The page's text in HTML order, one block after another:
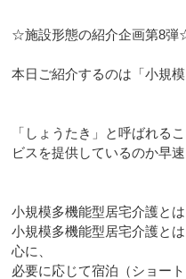
☆施設形態の紹介企画第8弾
本日ご紹介するのは「小規
「しょうたき」と呼ばれる
ビスを提供しているのか早速
小規模多機能型居宅介護とは
小規模多機能型居宅介護と
心に、
必要に応じて宿泊（ショー